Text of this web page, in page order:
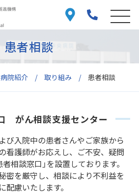
病院紹介 取り組み 患者相談
患者相談
がん相談支援センター
び入院中の患者さんやご家族から
看護師がお応えし、ご不安、疑問
相談窓口」を設置しております。
密を厳守し、相談により不利益を
慮いたします。